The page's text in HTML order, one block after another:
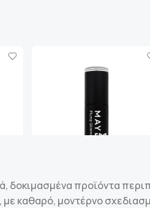
δοκιμασμένα προϊόντα
καθαρό, μοντέρνο